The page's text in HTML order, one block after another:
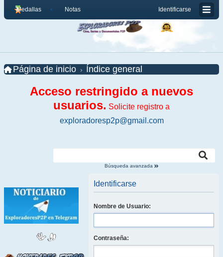
Identificarse
Medallas Notas
Página de inicio Índice general
Acceso restringido a nuevos
usuarios. Solicite registro a
exploradoresp2p@gmail.com
Búsqueda avanzada
Identificarse
Nombre de Usuario:
Contraseña: